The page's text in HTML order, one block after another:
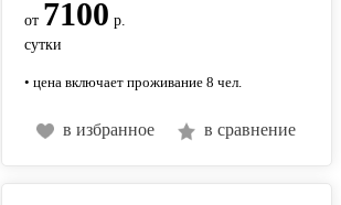
от 7100 р.
сутки
• цена включает проживание 8 чел.
в избранное в сравнение